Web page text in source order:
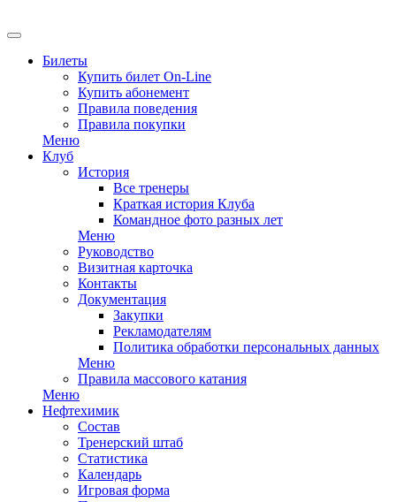
Билеты
Купить билет On-Line
Купить абонемент
Правила поведения
Правила покупки
Меню
Клуб
История
Все тренеры
Краткая история Клуба
Командное фото разных лет
Меню
Руководство
Визитная карточка
Контакты
Документация
Закупки
Рекламодателям
Политика обработки персональных данных
Меню
Правила массового катания
Меню
Нефтехимик
Состав
Тренерский штаб
Статистика
Календарь
Игровая форма